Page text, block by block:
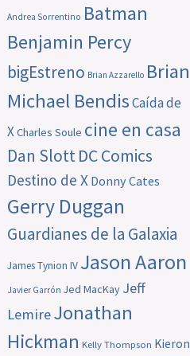
Andrea Sorrentino Batman
Benjamin Percy
bigEstreno Brian Azzarello Brian
Michael BendisCaída de
XCharles Soule cine en casa
Dan SlottDC Comics
Destino de X Donny Cates
Gerry Duggan
Guardianes de la Galaxia
James Tynion IV Jason Aaron
Javier Garrón Jed MacKay Jeff
LemireJonathan
Hickman Kelly Thompson Kieron